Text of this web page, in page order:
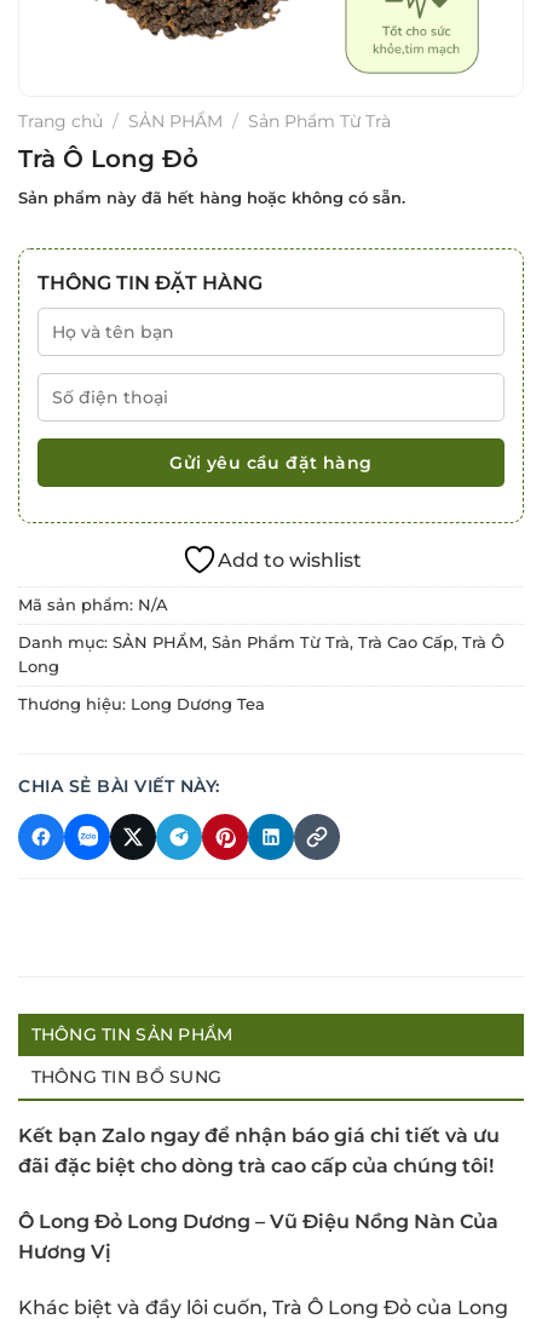
Trang chủ / SẢN PHẨM / Sản Phẩm Từ Trà
Trà Ô Long Đỏ
Sản phẩm này đã hết hàng hoặc không có sẵn.
THÔNG TIN ĐẶT HÀNG
Add to wishlist
Mã sản phẩm: N/A
Danh mục: SẢN PHẨM, Sản Phẩm Từ Trà, Trà Cao Cấp, Trà Ô
Long
Thương hiệu: Long Dương Tea
CHIA SẺ BÀI VIẾT NÀY:
THÔNG TIN SẢN PHẨM
THÔNG TIN BỔ SUNG
Kết bạn Zalo ngay để nhận báo giá chi tiết và ưu
đãi đặc biệt cho dòng trà cao cấp của chúng tôi!
Ô Long Đỏ Long Dương – Vũ Điệu Nồng Nàn Của
Hương Vị
Khác biệt và đầy lôi cuốn, Trà Ô Long Đỏ của Long